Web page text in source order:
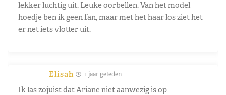
lekker luchtig uit. Leuke oorbellen. Van het model
hoedje ben ik geen fan, maar met het haar los ziet het
er net iets vlotter uit.
Elisah 1 jaar geleden
Ik las zojuist dat Ariane niet aanwezig is op